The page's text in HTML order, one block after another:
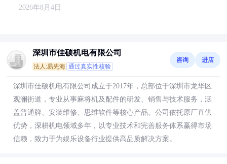
2026年8月4日
深圳市佳硕机电有限公司
法人:易先海 通过真实性核验
咨询 进店
深圳市佳硕机电有限公司成立于2017年，总部位于深圳市龙华区
观澜街道，专业从事麻将机及配件的研发、销售与技术服务，涵
盖普通牌、安装维修、思维软件等核心产品。公司依托原厂直供
优势，深耕机电领域多年，以专业技术和完善服务体系赢得市场
信赖，致力于为娱乐设备行业提供高品质解决方案。